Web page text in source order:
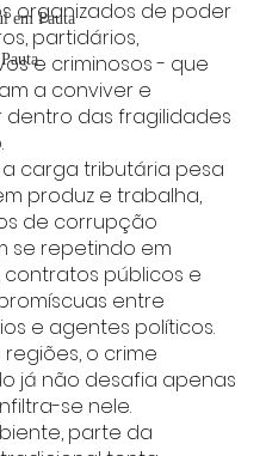
em Pauta
organizados de poder
partidários,
e criminosos - que
a conviver e
dentro das fragilidades
carga tributária pesa
produz e trabalha,
de corrupção
se repetindo em
contratos públicos e
entre
e agentes políticos.
regiões, o crime
já não desafia apenas
se nele.
parte da